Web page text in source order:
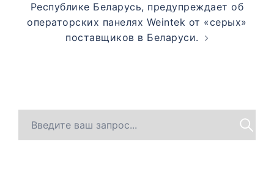
Республике Беларусь, предупреждает об
операторских панелях Weintek от «серых»
поставщиков в Беларуси.